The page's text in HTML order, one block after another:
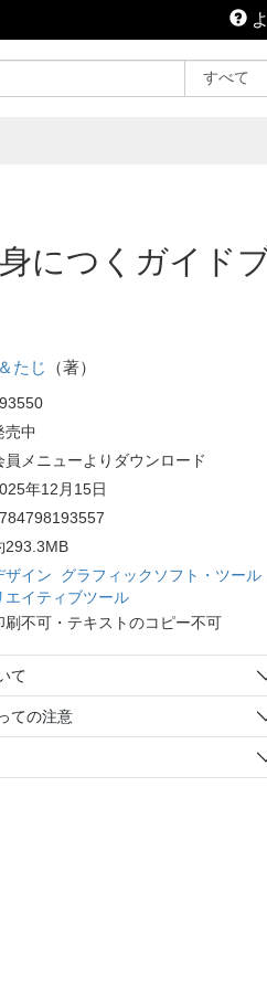
につくガイド
たじ （著）
売中
員メニューよりダウンロード
年12月15日
293.3MB
ザイン グラフィックソフト・ツール
エイティブツール
刷不可・テキストのコピー不可
て
ての注意